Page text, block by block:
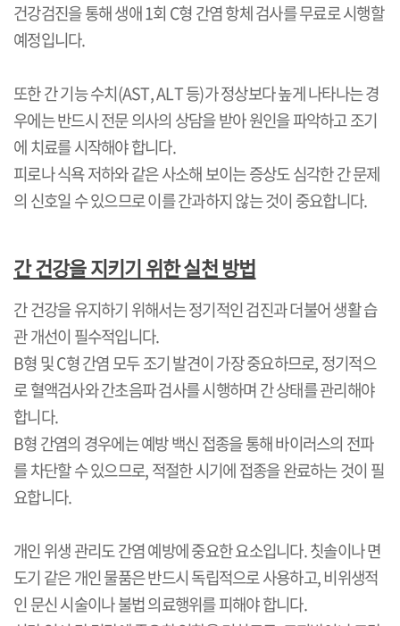
건강검진을 통해 생애1회 C형 간염 항체 검사를 무료로 시행할
예정입니다.
또한 간 기능 수치(AST, ALT등)가 정상보다 높게 나타나는 경
우에는 반드시 전문 의사의 상담을 받아 원인을 파악하고 조기
에 치료를 시작해야 합니다.
피로나 식욕 저하와 같은 사소해 보이는 증상도 심각한 간 문제
의 신호일 수 있으므로 이를 간과하지 않는 것이 중요합니다.
간 건강을 지키기 위한 실천 방법
간 건강을 유지하기 위해서는 정기적인 검진과 더불어 생활 습
관 개선이 필수적입니다.
B형 및C형 간염 모두 조기 발견이 가장 중요하므로,정기적으
로 혈액검사와 간초음파 검사를 시행하며 간 상태를 관리해야
합니다.
B형 간염의 경우에는 예방 백신 접종을 통해 바이러스의 전파
를 차단할 수 있으므로,적절한 시기에 접종을 완료하는 것이 필
요합니다.
개인 위생 관리도 간염 예방에 중요한 요소입니다.칫솔이나 면
도기 같은 개인 물품은 반드시 독립적으로 사용하고,비위생적
인 문신 시술이나 불법 의료행위를 피해야 합니다.